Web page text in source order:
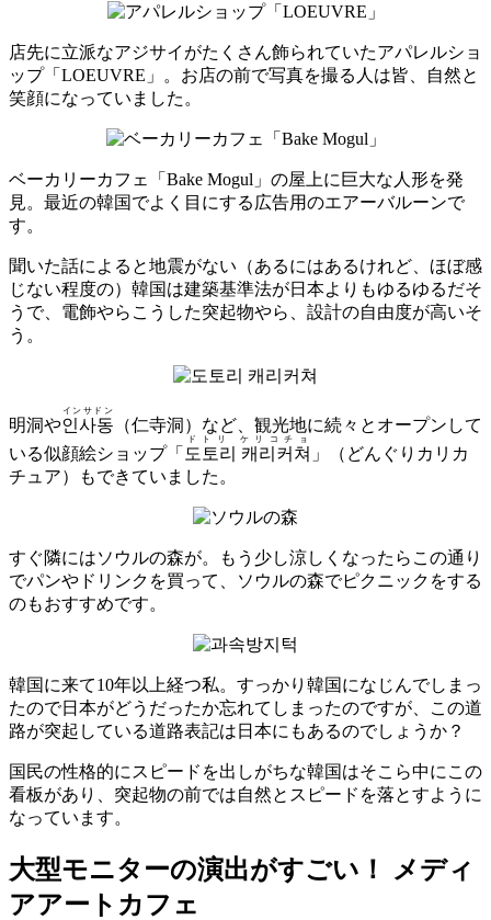
店先に立派なアジサイがたくさん飾られていたアパレルショ
ップ「LOEUVRE」。お店の前で写真を撮る人は皆、自然と
笑顔になっていました。
ベーカリーカフェ「Bake Mogul」の屋上に巨大な人形を発
見。最近の韓国でよく目にする広告用のエアーバルーンで
す。
聞いた話によると地震がない（あるにはあるけれど、ほぼ感
じない程度の）韓国は建築基準法が日本よりもゆるゆるだそ
うで、電飾やらこうした突起物やら、設計の自由度が高いそ
う。
明洞や인사동
インサドン
（仁寺洞）など、観光地に続々とオープンして
いる似顔絵ショップ「 도토리 캐리커쳐
ドトリ ケリコチョ
」（どんぐりカリカ
チュア）もできていました。
すぐ隣にはソウルの森が。もう少し涼しくなったらこの通り
でパンやドリンクを買って、ソウルの森でピクニックをする
のもおすすめです。
韓国に来て10年以上経つ私。すっかり韓国になじんでしまっ
たので日本がどうだったか忘れてしまったのですが、この道
路が突起している道路表記は日本にもあるのでしょうか？
国民の性格的にスピードを出しがちな韓国はそこら中にこの
看板があり、突起物の前では自然とスピードを落とすように
なっています。
大型モニターの演出がすごい！ メディ
アアートカフェ